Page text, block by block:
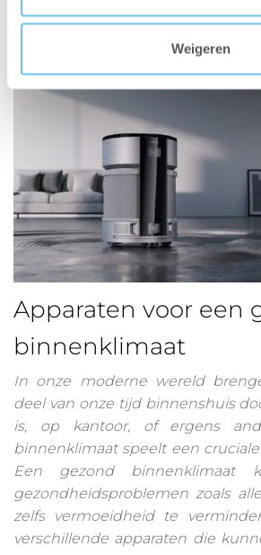
Weigeren
waarom dit veelzijdige apparaat
Apparaten voor een
binnenklimaat
In onze moderne wereld
deel van onze tijd binnenshuis
is, op kantoor, of ergens
binnenklimaat speelt een
Een gezond binnenklimaat
gezondheidsproblemen zoals
zelfs vermoeidheid te
verschillende apparaten die